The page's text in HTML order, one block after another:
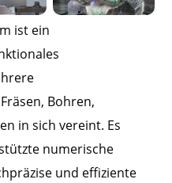
ist ein
Bohren,
in sich vereint. Es
numerische
und effiziente